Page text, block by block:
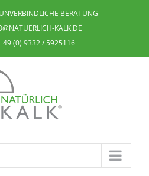
BERATUNG
KALK.DE
(0) 9332 / 5925116